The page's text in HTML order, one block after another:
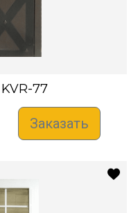
KVR-77
Заказать